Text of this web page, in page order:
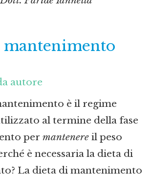
autore
è il regime
al termine della fase
per mantenere il peso
è necessaria la dieta di
La dieta di mantenimento